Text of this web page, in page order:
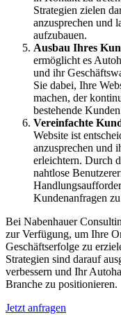
Strategien zielen
anzusprechen und
aufzubauen.
Ausbau Ihres
ermöglicht es
und ihr
Sie dabei, Ihre
machen, der
bestehende
Vereinfachte
Website ist
anzusprechen und
erleichtern. Durch
nahtlose
Kundenanfragen
Bei Nabenhauer
zur Verfügung, um Ihre
Geschäftserfolge zu
Strategien sind darauf
verbessern und Ihr
Branche zu positionieren.
Jetzt anfragen